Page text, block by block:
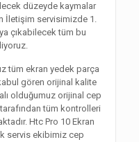
düzeyde kaymalar
İletişim servisimizde 1.
çıkabilecek tüm bu
tüm ekran yedek parça
gören orijinal kalite
olduğumuz orijinal cep
tüm kontrolleri
Htc Pro 10 Ekran
servis ekibimiz cep